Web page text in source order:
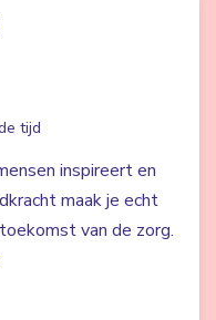
tijd
inspireert en
maak je echt
van de zorg.